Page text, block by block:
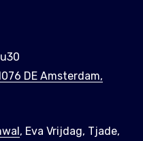
DE Amsterdam,
, Eva Vrijdag, Tjade,